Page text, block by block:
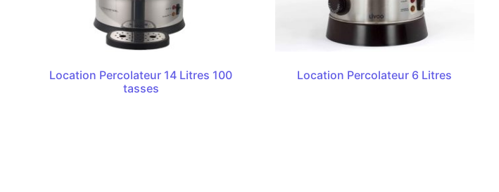
Location Percolateur 14 Litres 100
tasses
Location Percolateur 6 Litres